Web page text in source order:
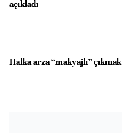
açıkladı
Halka arza “makyajlı” çıkmak